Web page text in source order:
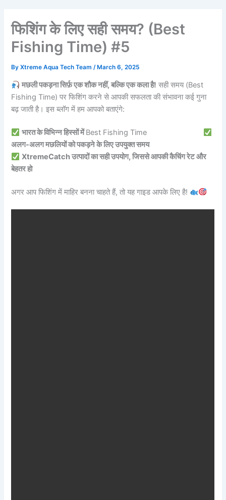
फिशिंग के लिए सही समय? (Best
Fishing Time) #5
ByXtreme Aqua Tech Team /March 6, 2025
मछली पकड़ना सिर्फ़ एक शौक नहीं, बल्कि एक कला है! सही समय (Best
Fishing Time) पर फिशिंग करने से आपकी सफलता की संभावना कई गुना
बढ़ जाती है। इस ब्लॉग में हम आपको बताएंगे:
भारत के विभिन्न हिस्सों मेंBest Fishing Time
अलग-अलग मछलियों को पकड़ने के लिए उपयुक्त समय
XtremeCatch उत्पादों का सही उपयोग, जिससे आपकी कैचिंग रेट और
बेहतर हो
अगर आप फिशिंग में माहिर बनना चाहते हैं, तो यह गाइड आपके लिए है!